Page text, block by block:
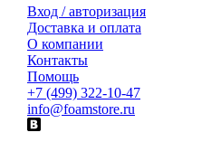
Вход / авторизация
Доставка и оплата
О компании
Контакты
Помощь
+7 (499) 322-10-47
info@foamstore.ru